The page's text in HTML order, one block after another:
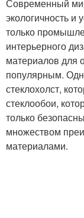
Современный
экологичность и
только
интерьерного
материалов для
популярным.
стеклохолст,
стеклообои,
только
множеством
материалами.